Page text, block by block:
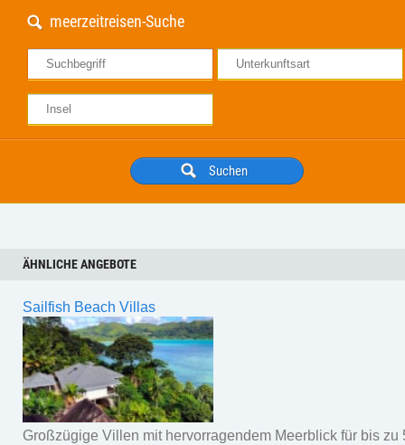
meerzeitreisen-Suche
ÄHNLICHE ANGEBOTE
Sailfish Beach Villas
Großzügige Villen mit hervorragendem Meerblick für bis zu